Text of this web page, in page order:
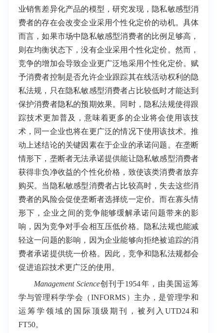
业销售差异化产品的模型，研究发现，隐私敏感型消
费者的存在会改变企业采用个性化定价的动机。具体
而言，如果市场中隐私敏感型消费者的比例足够高，
则在均衡状态下，没有企业采用个性化定价。然而，
竞争的增加会导致企业更广泛地采用个性化定价。赋
予消费者控制是否允许企业跟踪其在线活动权利的隐
私法规，只在隐私敏感型消费者占比较低时才能达到
保护消费者隐私的预期效果。同时，隐私法规使得跟
踪技术更加普及，意味着更多的企业将会使用该技
术，同一企业也将在更广泛的情况下使用该技术。推
动上述结论的关键因素在于企业的承诺问题。在垄断
情形下，垄断者无法承诺提供能让隐私敏感型消费者
获得非负净收益的个性化价格，致使该类消费者放弃
购买。当隐私敏感型消费者占比较高时，失去这些消
费者的风险会促使垄断者选择统一定价。而在寡头情
形下，企业之间的竞争能够缓解承诺问题带来的影
响，因为竞争对手会相互压低价格。隐私法规也能减
轻这一问题的影响，因为企业能够向拒绝被追踪的消
费者承诺提供统一价格。因此，竞争和隐私法规都会
促进追踪技术更广泛的使用。
Management Science创刊于1954年，由美国运筹
学与管理科学学会（INFORMS）主办，是管理学和
运筹学领域的国际顶级期刊，被列入UTD24和
FT50。